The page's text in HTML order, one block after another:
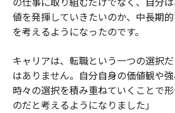
値を発揮していきたいのか、中長期
を考えるようになったのです。
キャリアは、転職という一つの選択
はありません。自分自身の価値観や
時々の選択を積み重ねていくことで
のだと考えるようになりました」